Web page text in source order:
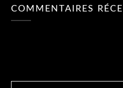
COMMENTAIRES